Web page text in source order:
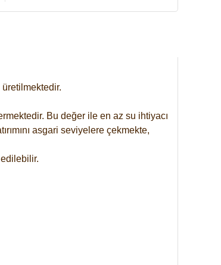
Bu değer ile en az su ihtiyacı
asgari seviyelere çekmekte,